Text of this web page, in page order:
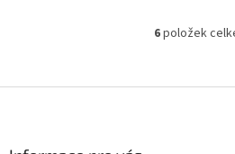
O
á
6položek